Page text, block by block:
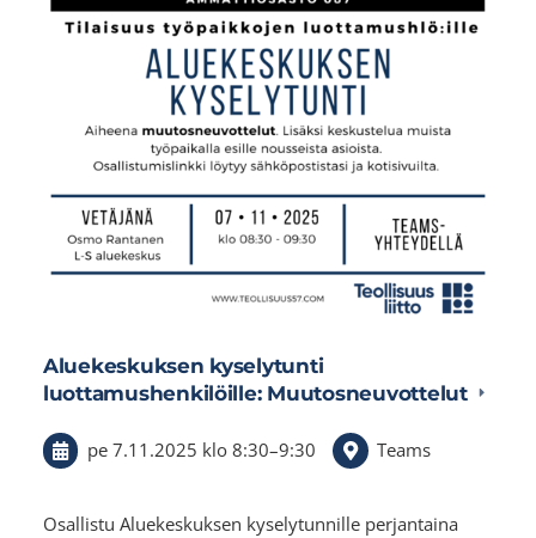
Aluekeskuksen kyselytunti
luottamushenkilöille: Muutosneuvottelut
pe 7.11.2025 klo 8:30–9:30 Teams
Osallistu Aluekeskuksen kyselytunnille perjantaina